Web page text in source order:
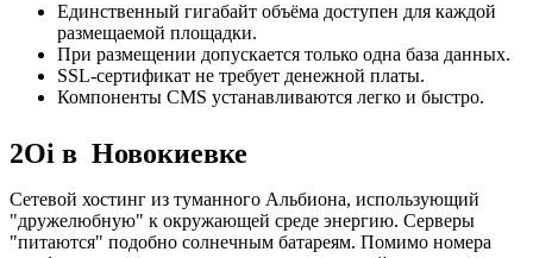
Единственный гигабайт объёма доступен для каждой
размещаемой площадки.
При размещении допускается только одна база данных.
SSL-сертификат не требует денежной платы.
Компоненты CMS устанавливаются легко и быстро.
2Oi в Новокиевке
Сетевой хостинг из туманного Альбиона, использующий
"дружелюбную" к окружающей среде энергию. Серверы
"питаются" подобно солнечным батареям. Помимо номера